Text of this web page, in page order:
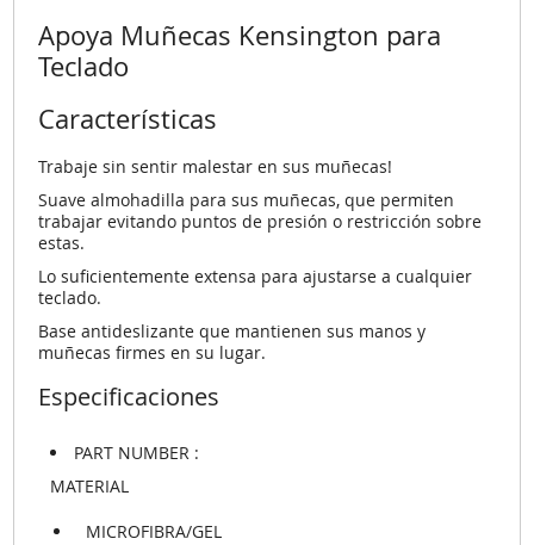
Apoya Muñecas Kensington para
Teclado
Características
Trabaje sin sentir malestar en sus muñecas!
Suave almohadilla para sus muñecas, que permiten
trabajar evitando puntos de presión o restricción sobre
estas.
Lo suficientemente extensa para ajustarse a cualquier
teclado.
Base antideslizante que mantienen sus manos y
muñecas firmes en su lugar.
Especificaciones
PART NUMBER :
MATERIAL
MICROFIBRA/GEL